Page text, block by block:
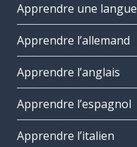
Apprendre une langue
Apprendre l’allemand
Apprendre l’anglais
Apprendre l’espagnol
Apprendre l’italien